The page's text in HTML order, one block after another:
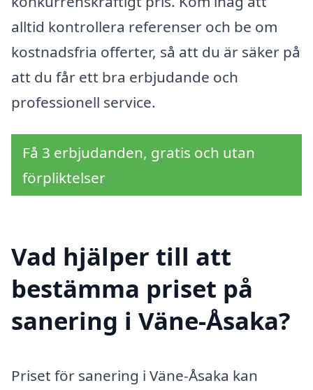
alltid kontrollera referenser och be om
kostnadsfria offerter, så att du är säker på
att du får ett bra erbjudande och
professionell service.
Få 3 erbjudanden, gratis och utan
förpliktelser
Vad hjälper till att
bestämma priset på
sanering i Väne-Åsaka?
Priset för sanering i Väne-Åsaka kan